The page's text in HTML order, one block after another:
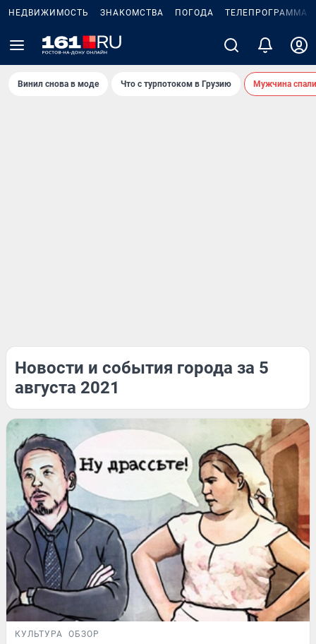
НЕДВИЖИМОСТЬ ЗНАКОМСТВА ПОГОДА ТЕЛЕПРОГРАММА
Винил снова в моде Что с турпотоком в Грузию Мужчина
Новости и события города за 5
августа 2021
КУЛЬТУРА ОБЗОР